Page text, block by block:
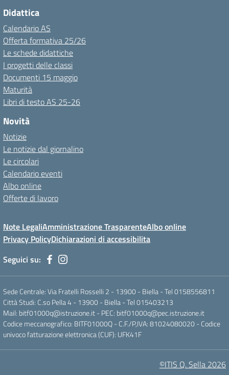
Didattica
Calendario AS
Offerta formativa 25/26
Le schede didattiche
I progetti delle classi
Documenti 15 maggio
Maturità
Libri di testo AS 25-26
Novità
Notizie
Le notizie dal giornalino
Le circolari
Calendario eventi
Albo online
Offerte di lavoro
Note LegaliAmministrazione TrasparenteAlbo online
Privacy PolicyDichiarazioni di accessibilita
Seguici su:
Sede Centrale: Via Fratelli Rosselli 2 - 13900 - Biella - Tel 0158556811
Città Studi: C.so Pella 4 - 13900 - Biella - Tel 015403213
Mail: bitf01000q@istruzione.it- PEC: bitf01000q@pec.istruzione.it
Codice meccanografico: BITF01000Q - C.F./P,IVA: 81024080020 - Codice
univoco fatturazione elettronica (CUF): UFK41F
©ITIS Q. Sella 2026